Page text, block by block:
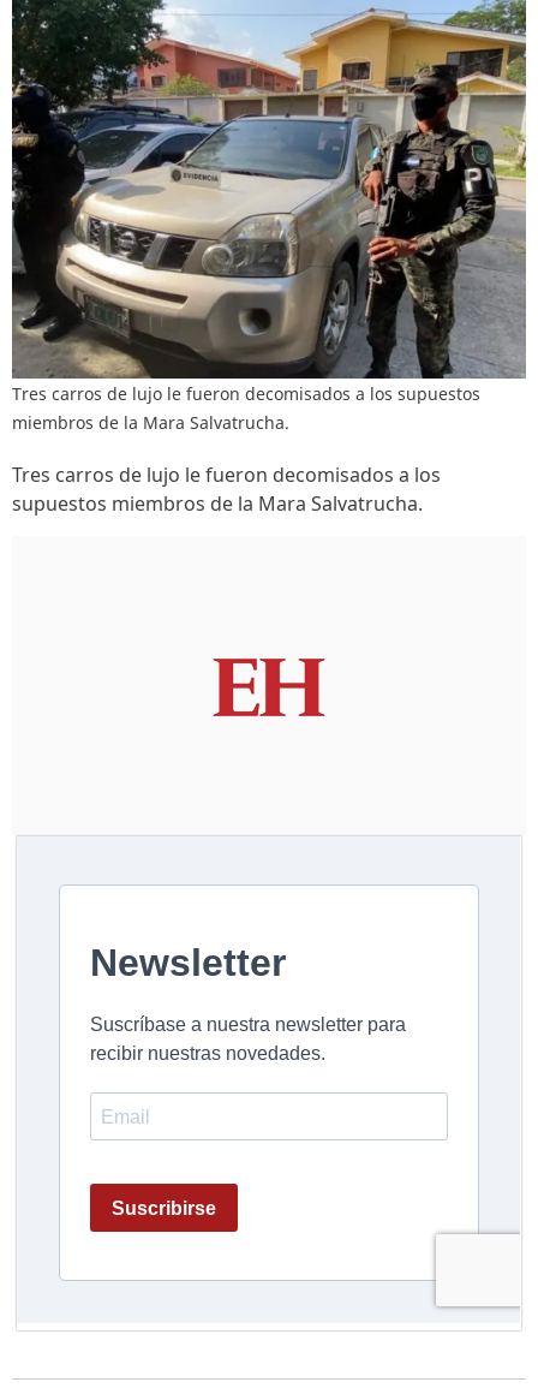
Tres carros de lujo le fueron decomisados a los supuestos
miembros de la Mara Salvatrucha.
Tres carros de lujo le fueron decomisados a los
supuestos miembros de la Mara Salvatrucha.